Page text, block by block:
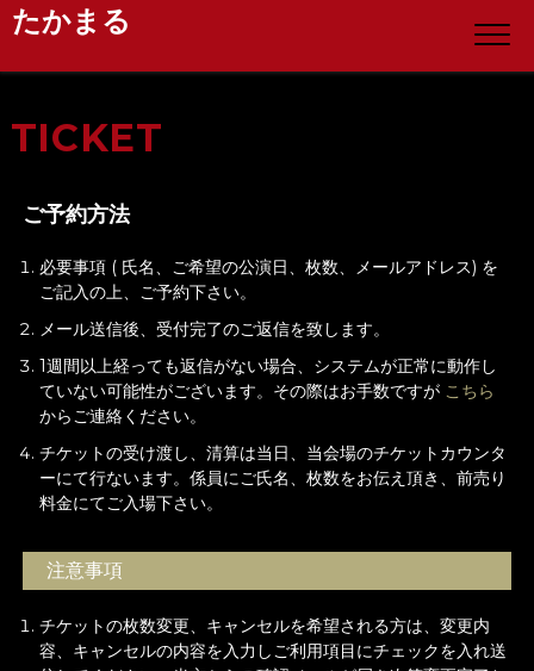
たかまる
TICKET
ご予約方法
必要事項 ( 氏名、ご希望の公演日、枚数、メールアドレス) を
ご記入の上、ご予約下さい。
メール送信後、受付完了のご返信を致します。
1週間以上経っても返信がない場合、システムが正常に動作し
ていない可能性がございます。その際はお手数ですが こちら
からご連絡ください。
チケットの受け渡し、清算は当日、当会場のチケットカウンタ
ーにて行ないます。係員にご氏名、枚数をお伝え頂き、前売り
料金にてご入場下さい。
注意事項
チケットの枚数変更、キャンセルを希望される方は、変更内
容、キャンセルの内容を入力しご利用項目にチェックを入れ送